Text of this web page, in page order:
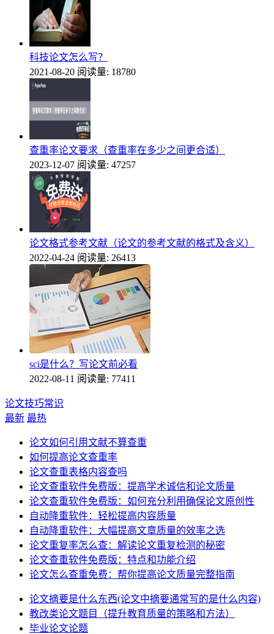
科技论文怎么写？
2021-08-20 阅读量: 18780
查重率论文要求（查重率在多少之间更合适）
2023-12-07 阅读量: 47257
论文格式参考文献（论文的参考文献的格式及含义）
2022-04-24 阅读量: 26413
sci是什么？写论文前必看
2022-08-11 阅读量: 77411
论文技巧常识
最新 最热
论文如何引用文献不算查重
如何提高论文查重率
论文查重表格内容查吗
论文查重软件免费版：提高学术诚信和论文质量
论文查重软件免费版：如何充分利用确保论文原创性
自动降重软件：轻松提高内容质量
自动降重软件：大幅提高文章质量的效率之选
论文重复率怎么查：解读论文重复检测的秘密
论文查重软件免费版：特点和功能介绍
论文怎么查重免费：帮你提高论文质量完整指南
论文摘要是什么东西(论文中摘要通常写的是什么内容)
教改类论文题目（提升教育质量的策略和方法）
毕业论文论题